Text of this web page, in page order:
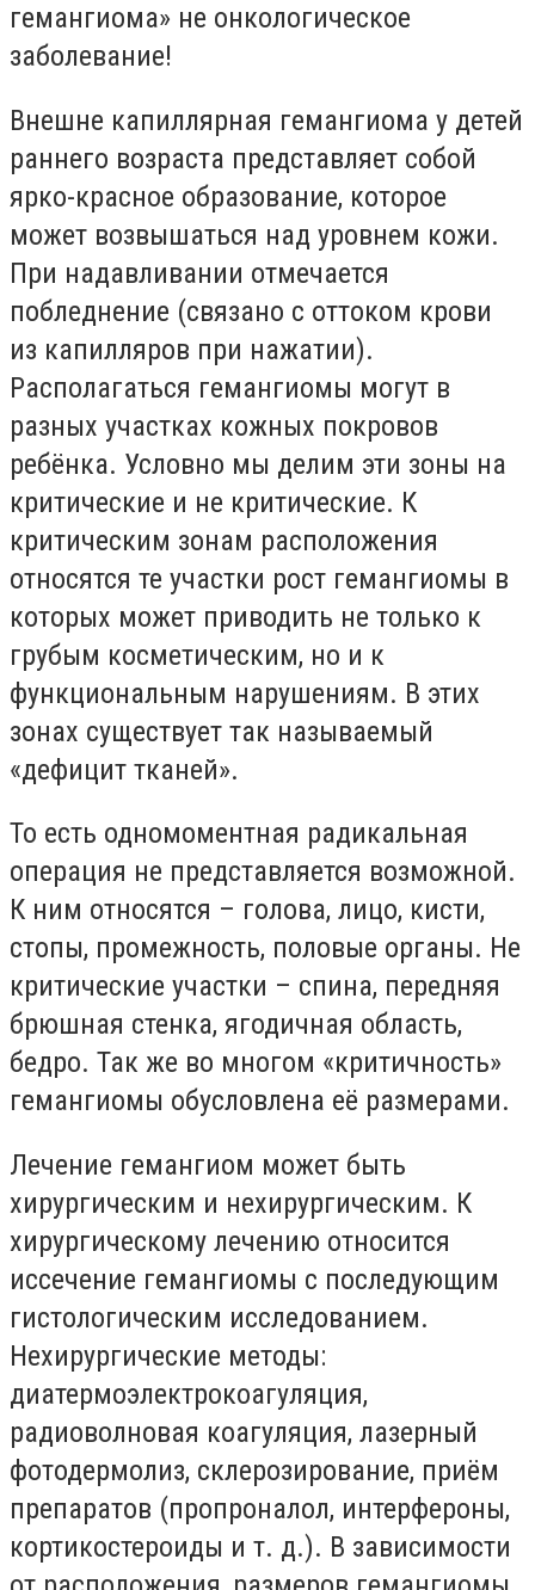
гемангиома» не онкологическое
заболевание!
Внешне капиллярная гемангиома у детей
раннего возраста представляет собой
ярко-красное образование, которое
может возвышаться над уровнем кожи.
При надавливании отмечается
побледнение (связано с оттоком крови
из капилляров при нажатии).
Располагаться гемангиомы могут в
разных участках кожных покровов
ребёнка. Условно мы делим эти зоны на
критические и не критические. К
критическим зонам расположения
относятся те участки рост гемангиомы в
которых может приводить не только к
грубым косметическим, но и к
функциональным нарушениям. В этих
зонах существует так называемый
«дефицит тканей».
То есть одномоментная радикальная
операция не представляется возможной.
К ним относятся – голова, лицо, кисти,
стопы, промежность, половые органы. Не
критические участки – спина, передняя
брюшная стенка, ягодичная область,
бедро. Так же во многом «критичность»
гемангиомы обусловлена её размерами.
Лечение гемангиом может быть
хирургическим и нехирургическим. К
хирургическому лечению относится
иссечение гемангиомы с последующим
гистологическим исследованием.
Нехирургические методы:
диатермоэлектрокоагуляция,
радиоволновая коагуляция, лазерный
фотодермолиз, склерозирование, приём
препаратов (пропроналол, интерфероны,
кортикостероиды и т. д.). В зависимости